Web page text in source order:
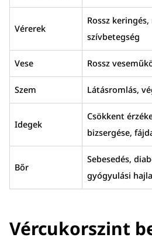
Vérerek
Rossz
szívbetegség
Vese Rossz
Szem Látásromlás,
Idegek
Csökkent
bizsergése,
Bőr
Sebesedés,
gyógyulási
Vércukorszint